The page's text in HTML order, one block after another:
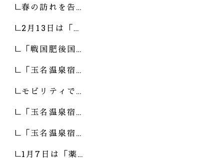
春の訪れを告…
2月13日は「…
「戦国肥後国…
「玉名温泉宿…
モビリティで…
「玉名温泉宿…
「玉名温泉宿…
1月7日は「薬…